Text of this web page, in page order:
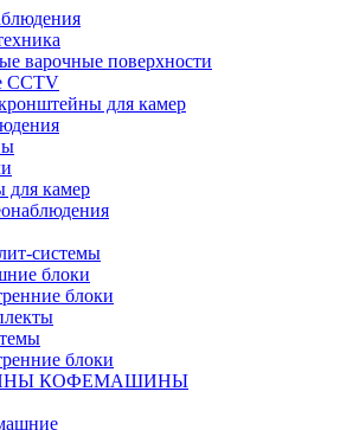
варочные поверхности
CCTV
для камер
для камер
системы
блоки
блоки
блоки
КОФЕМАШИНЫ